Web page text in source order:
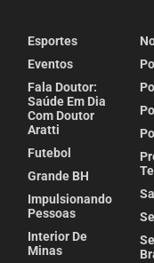
Esportes
Eventos
Fala Doutor:
Saúde Em Dia
Com Doutor
Aratti
Futebol
Grande BH
Impulsionando
Pessoas
Interior De
Minas